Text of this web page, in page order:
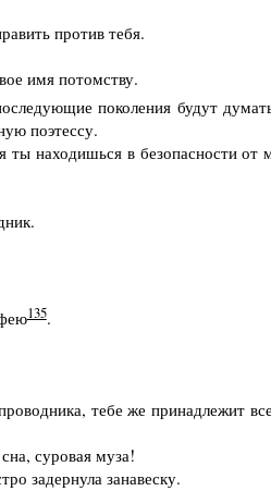
против тебя.
имя потомству.
поколения будут
поэтессу.
находишься в безопасности от
135.
тебе же принадлежит
суровая муза!
задернула занавеску.